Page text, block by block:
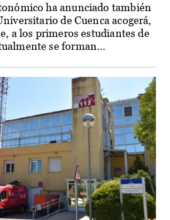
ha anunciado también
de Cuenca acogerá,
a los primeros estudiantes de
se forman...